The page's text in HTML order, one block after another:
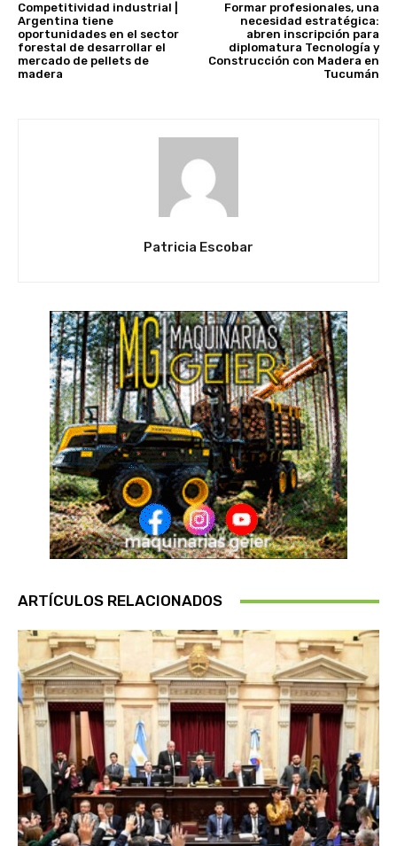
Competitividad industrial |
Argentina tiene
oportunidades en el sector
forestal de desarrollar el
mercado de pellets de
madera
Formar profesionales, una
necesidad estratégica:
abren inscripción para
diplomatura Tecnología y
Construcción con Madera en
Tucumán
Patricia Escobar
ARTÍCULOS RELACIONADOS